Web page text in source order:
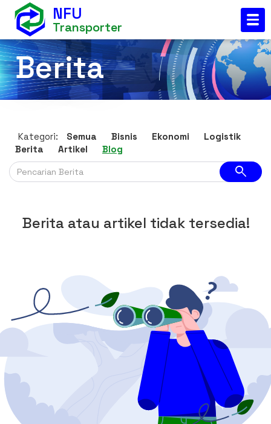
NFU
Transporter
Berita
Kategori: Semua Bisnis Ekonomi
Logistik
Berita
Artikel Blog
search
Berita atau artikel tidak tersedia!